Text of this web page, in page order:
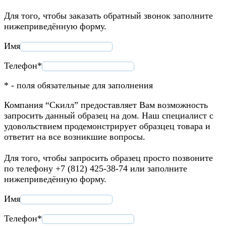
Для того, чтобы заказать обратный звонок заполните
нижеприведённую форму.
Имя
Телефон*
* - поля обязательные для заполнения
Компания “Скилл” предоставляет Вам возможность
запросить данный образец на дом. Наш специалист с
удовольствием продемонстрирует образцец товара и
ответит на все возникшие вопросы.
Для того, чтобы запросить образец просто позвоните
по телефону +7 (812) 425-38-74 или заполните
нижеприведённую форму.
Имя
Телефон*